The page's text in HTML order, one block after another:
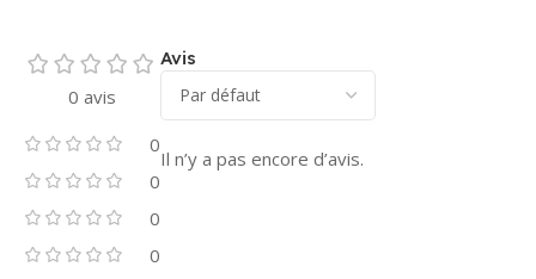
0 avis
0
0
0
0
Avis
Il n’y a pas encore d’avis.